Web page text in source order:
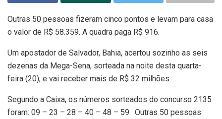
Outras 50 pessoas fizeram cinco pontos e levam para casa
o valor de R$ 58.359. A quadra paga R$ 916.
Um apostador de Salvador, Bahia, acertou sozinho as seis
dezenas da Mega-Sena, sorteada na noite desta quarta-
feira (20), e vai receber mais de R$ 32 milhões.
Segundo a Caixa, os números sorteados do concurso 2135
foram: 09 – 23 – 28 – 40 – 48 – 59. Outras 50 pessoas